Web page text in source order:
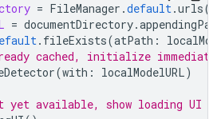
= FileManager .default.urls(
= documentDirectory.
. fileExists(atPath :
cached, initialize
(with : localModelURL)
available, show loading UI